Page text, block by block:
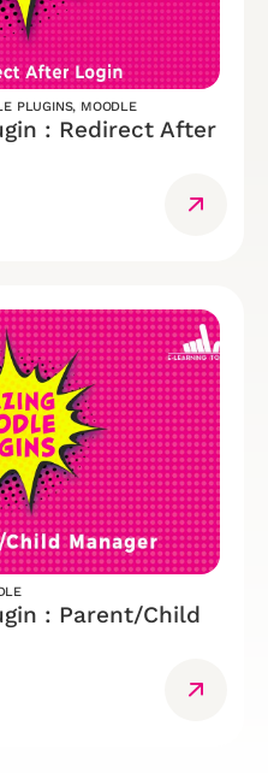
PLUGINS, MOODLE
: Redirect After
: Parent/Child